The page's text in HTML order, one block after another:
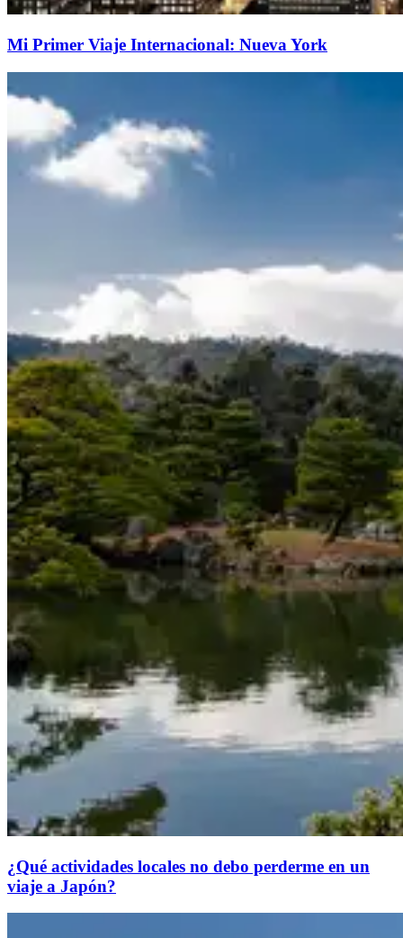
Mi Primer Viaje Internacional: Nueva York
¿Qué actividades locales no debo perderme en un
viaje a Japón?